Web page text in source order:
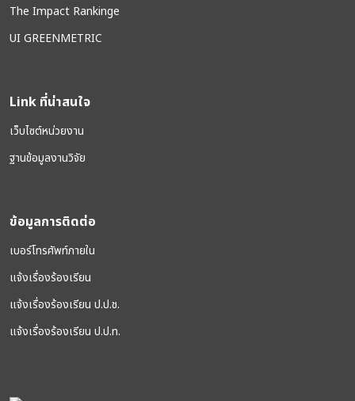
The Impact Rankinge
UI GREENMETRIC
Link ที่น่าสนใจ
เว็บไซต์หน่วยงาน
ฐานข้อมูลงานวิจัย
ข้อมูลการติดต่อ
เบอร์โทรศัพท์ภายใน
แจ้งเรื่องร้องเรียน
แจ้งเรื่องร้องเรียน ป.ป.ช.
แจ้งเรื่องร้องเรียน ป.ป.ท.